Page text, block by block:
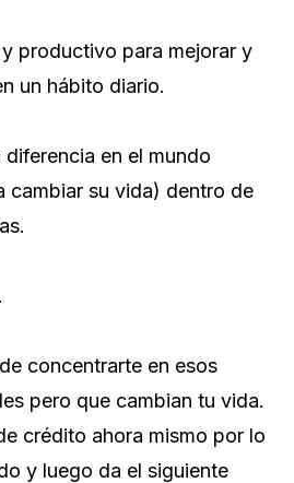
productivo para mejorar y
un hábito diario.
en el mundo
cambiar su vida) dentro de
concentrarte en esos
pero que cambian tu vida.
crédito ahora mismo por lo
y luego da el siguiente